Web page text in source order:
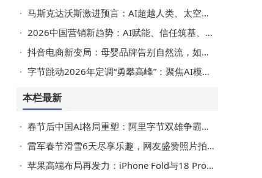
马斯克达沃斯激进预言：AI超越人类、太空建数据中心，人类将迎丰裕时代？
2026中国营销新趋势：AI赋能、信任筑基、人感破局、圈层增长与共创共赢
抖音电商新变局：母婴品牌告别自然流，如何靠内容突围制胜？
字节跳动2026年定调“勇攀高峰”：聚焦AI模型，提升人才密度共赴新程
本栏最新
春节后中国AI格局重塑：阿里字节双雄争霸，引领生活与创作新变革
雷军春节滑雪6天尽享乐趣，网友盛赞照片拍摄技术超一流
苹果高端布局再发力：iPhone Fold与18 Pro 7月量产，标准版延后至2027年